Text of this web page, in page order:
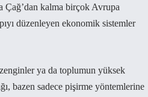
Çağ’dan kalma birçok Avrupa
düzenleyen ekonomik sistemler
ya da toplumun yüksek
bazen sadece pişirme yöntemlerine